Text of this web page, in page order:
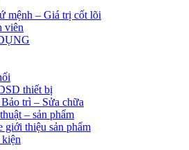
mệnh – Giá trị cốt lõi
viên
thiết bị
trì – Sửa chữa
– sản phẩm
giới thiệu sản phẩm